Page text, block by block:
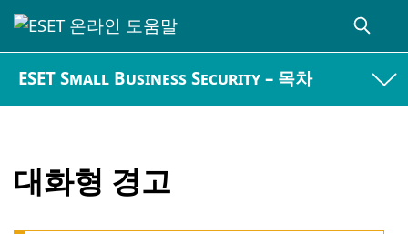
ESET Small Business Security – 목차
대화형 경고